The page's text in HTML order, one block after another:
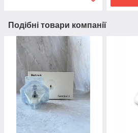
Подібні товари компанії